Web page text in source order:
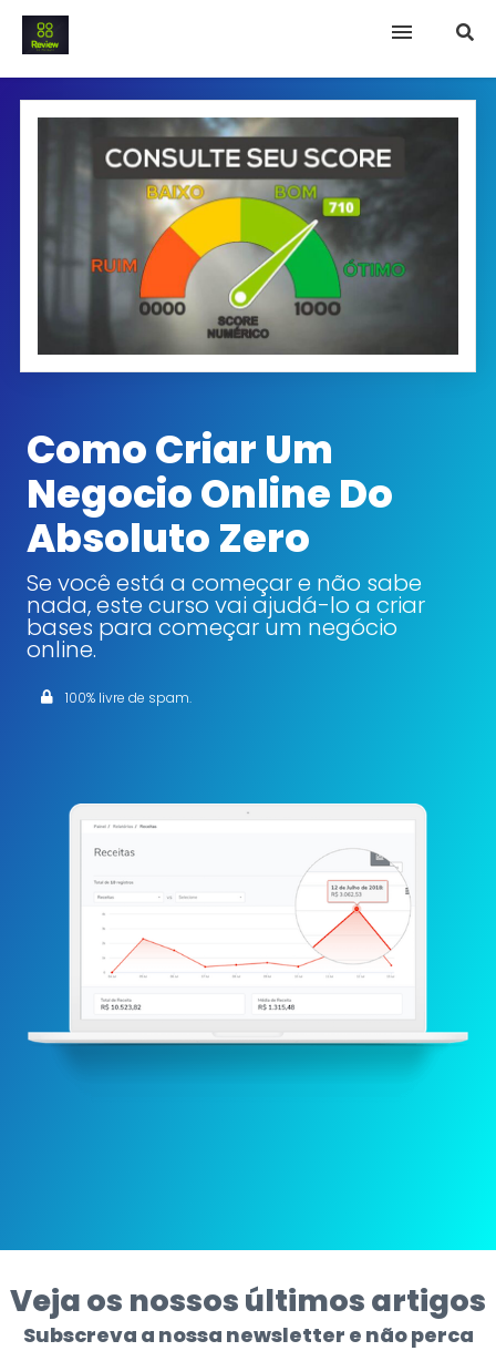
INICIO
Termo e Condições
Política Privacidade
SOBRE NÓS
Como Criar Um
Negocio Online Do
Absoluto Zero
Se você está a começar e não sabe
nada, este curso vai ajudá-lo a criar
bases para começar um negócio
online.
100% livre de spam.
Veja os nossos últimos artigos
Subscreva a nossa newsletter e não perca